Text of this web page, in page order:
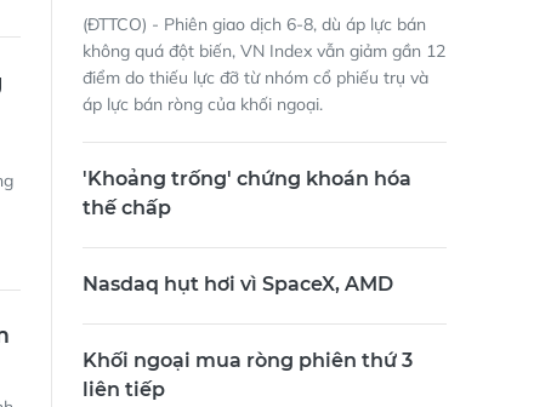
(ĐTTCO) - Phiên giao dịch 6-8, dù áp lực bán
không quá đột biến, VN Index vẫn giảm gần 12
điểm do thiếu lực đỡ từ nhóm cổ phiếu trụ và
áp lực bán ròng của khối ngoại.
'Khoảng trống' chứng khoán hóa
thế chấp
Nasdaq hụt hơi vì SpaceX, AMD
Khối ngoại mua ròng phiên thứ 3
liên tiếp